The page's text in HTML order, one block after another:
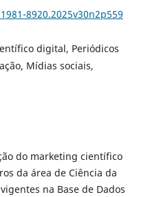
8920.2025v30n2p559
digital, Periódicos
Mídias sociais,
do marketing científico
da área de Ciência da
na Base de Dados